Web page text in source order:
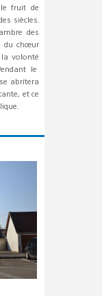
le fruit de
siècles.
des
du chœur
volonté
le
abritera
et ce